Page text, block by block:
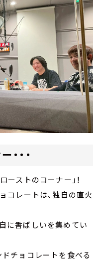
・・
ーストのコーナー」！
コレートは、独自の直火
に香ばしいを集めてい
ドチョコレートを食べる